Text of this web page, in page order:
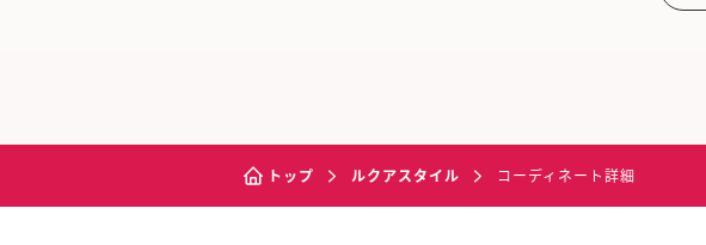
トップ ルクアスタイル コーディネート詳細